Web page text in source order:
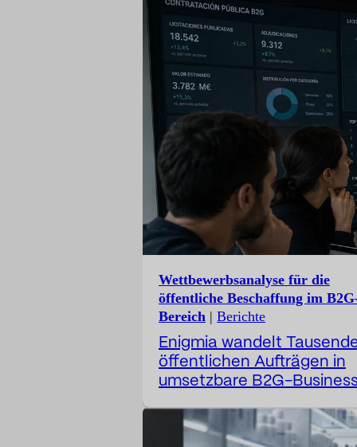
doch ihre Kennzahlen
in vielen Fällen zu operativ
ausgerichtet. Der
Kommunikationsdirektor
eine entscheidende Rolle
Aufbau von Vertrauen,
Schutz des
der Antizipation von
der Transparenz von
und der Positionierung des
Unternehmens.
Wettbewerbsanalyse für die
öffentliche Beschaffung im
Bereich | Berichte
Enigmia wandelt
öffentlichen Aufträgen in
umsetzbare B2G-
einen Bericht: Verfügbar
48 Stunden. Der